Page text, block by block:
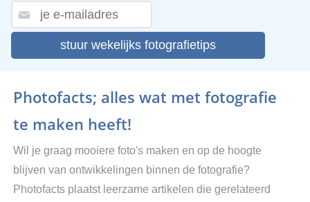
stuur wekelijks fotografietips
Photofacts; alles wat met fotografie
te maken heeft!
Wil je graag mooiere foto's maken en op de hoogte
blijven van ontwikkelingen binnen de fotografie?
Photofacts plaatst leerzame artikelen die gerelateerd